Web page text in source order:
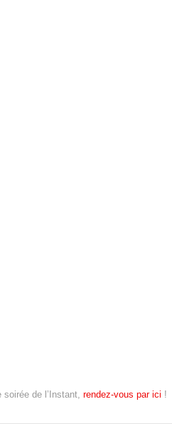
de l’Instant, rendez-vous par ici !